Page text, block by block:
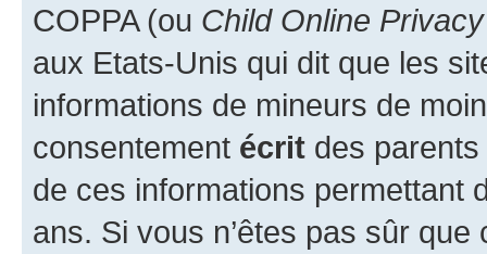
COPPA (ou Child Online
aux Etats-Unis qui dit que les
informations de mineurs de
consentement écrit des parents
de ces informations permettant
ans. Si vous n’êtes pas sûr